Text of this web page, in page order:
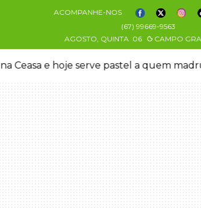
ACOMPANHE-NOS
(67) 99669-9563
AGOSTO, QUINTA 06 CAMPO
Ceasa e hoje serve pastel a quem